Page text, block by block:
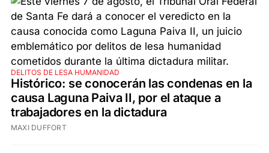
DELITOS DE LESA HUMANIDAD
Histórico: se conocerán las condenas en la
causa Laguna Paiva II, por el ataque a
trabajadores en la dictadura
MAXI DUFFORT